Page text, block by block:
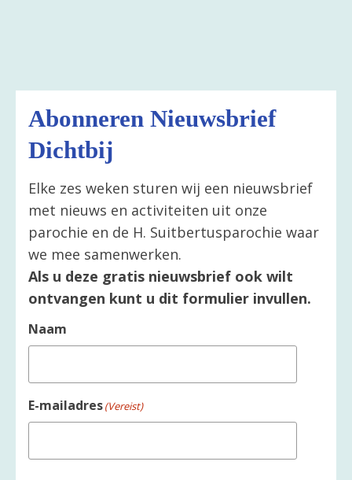
Abonneren Nieuwsbrief
Dichtbij
Elke zes weken sturen wij een nieuwsbrief
met nieuws en activiteiten uit onze
parochie en de H. Suitbertusparochie waar
we mee samenwerken.
Als u deze gratis nieuwsbrief ook wilt
ontvangen kunt u dit formulier invullen.
Naam
E-mailadres(Vereist)